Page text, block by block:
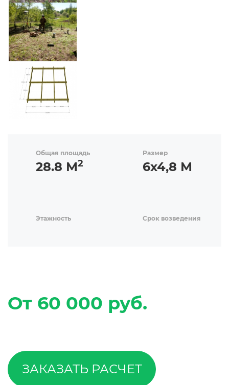
Общая площадь
28.8 М2
Размер
6х4,8 М
Этажность Срок возведения
От 60 000 руб.
ЗАКАЗАТЬ РАСЧЕТ